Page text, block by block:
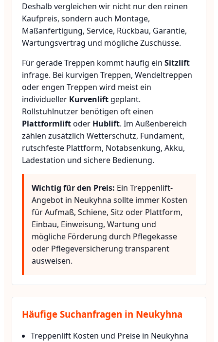
Deshalb vergleichen wir nicht nur den reinen
Kaufpreis, sondern auch Montage,
Maßanfertigung, Service, Rückbau, Garantie,
Wartungsvertrag und mögliche Zuschüsse.
Für gerade Treppen kommt häufig ein Sitzlift
infrage. Bei kurvigen Treppen, Wendeltreppen
oder engen Treppen wird meist ein
individueller Kurvenlift geplant.
Rollstuhlnutzer benötigen oft einen
Plattformliftoder Hublift. Im Außenbereich
zählen zusätzlich Wetterschutz, Fundament,
rutschfeste Plattform, Notabsenkung, Akku,
Ladestation und sichere Bedienung.
Wichtig für den Preis: Ein Treppenlift-
Angebot in Neukyhna sollte immer Kosten
für Aufmaß, Schiene, Sitz oder Plattform,
Einbau, Einweisung, Wartung und
mögliche Förderung durch Pflegekasse
oder Pflegeversicherung transparent
ausweisen.
Häufige Suchanfragen in Neukyhna
Treppenlift Kosten und Preise in Neukyhna